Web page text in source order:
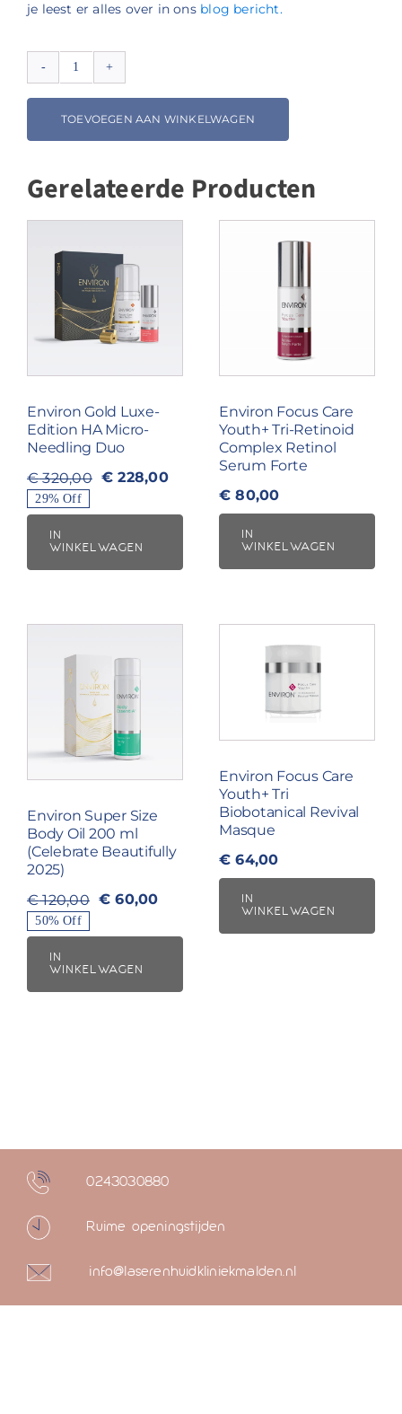
je leest er alles over in ons blog bericht.
Environ
Care
Complex
Actie
50ML
aantal
TOEVOEGEN AAN WINKELWAGEN
Gerelateerde Producten
Environ Gold Luxe-
Edition HA Micro-
Needling Duo
€320,00
Oorspronkelijke
prijs
was:
€ 228,00
Huidige
prijs
29% Off
IN
WINKELWAGEN
Environ Focus Care
Youth+ Tri-Retinoid
Complex Retinol
Serum Forte
€ 80,00
IN
WINKELWAGEN
Environ Super Size
Body Oil 200 ml
(Celebrate Beautifully
2025)
€120,00
Oorspronkelijke
prijs
was:
€ 60,00
Huidige
prijs
50% Off
IN
WINKELWAGEN
Environ Focus Care
Youth+ Tri
Biobotanical Revival
Masque
€ 64,00
IN
WINKELWAGEN
0243030880
Ruime openingstijden
info@laserenhuidkliniekmalden.nl